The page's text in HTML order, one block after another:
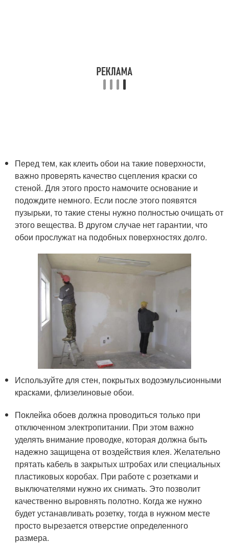
Перед тем, как клеить обои на такие поверхности,
важно проверять качество сцепления краски со
стеной. Для этого просто намочите основание и
подождите немного. Если после этого появятся
пузырьки, то такие стены нужно полностью очищать от
этого вещества. В другом случае нет гарантии, что
обои прослужат на подобных поверхностях долго.
Используйте для стен, покрытых водоэмульсионными
красками, флизелиновые обои.
Поклейка обоев должна проводиться только при
отключенном электропитании. При этом важно
уделять внимание проводке, которая должна быть
надежно защищена от воздействия клея. Желательно
прятать кабель в закрытых штробах или специальных
пластиковых коробах. При работе с розетками и
выключателями нужно их снимать. Это позволит
качественно выровнять полотно. Когда же нужно
будет устанавливать розетку, тогда в нужном месте
просто вырезается отверстие определенного
размера.